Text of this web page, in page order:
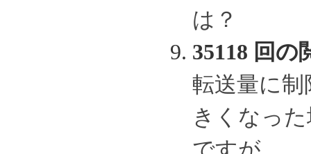
は？
35118 回の
転送量に
きくなっ